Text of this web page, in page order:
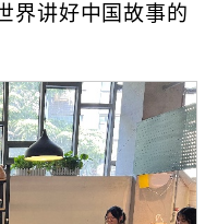
界讲好中国故事的